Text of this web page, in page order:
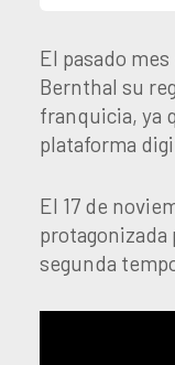
El pasado
Bernthal su
franquicia, ya
plataforma
El 17 de
segunda